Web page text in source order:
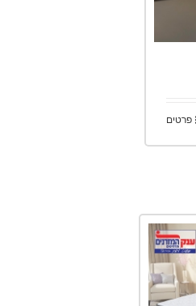
פרטים